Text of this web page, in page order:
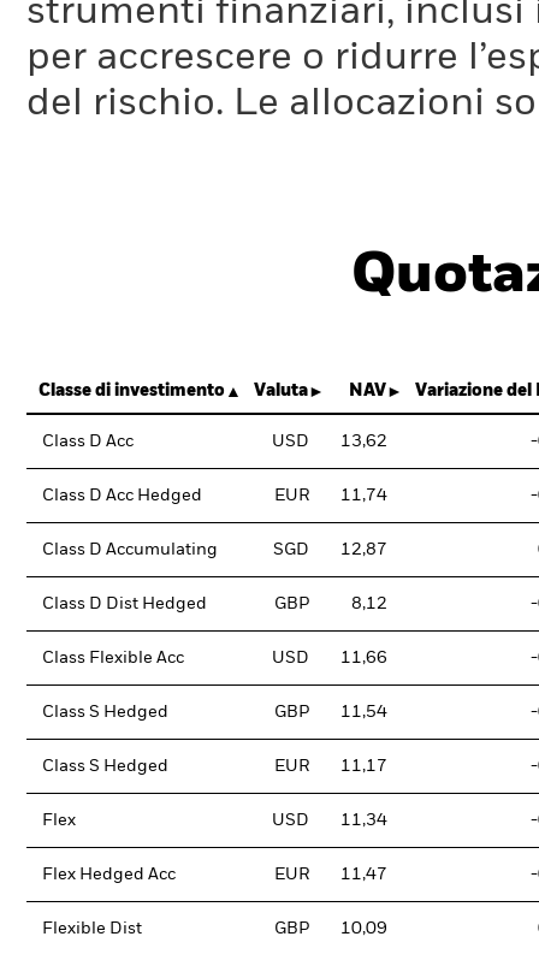
strumenti finanziari, inclusi
per accrescere o ridurre
del rischio. Le allocazioni
Classe di investimento Valuta NAV Variazione del
Class D Acc USD 13,62
Class D Acc Hedged EUR 11,74
Class D Accumulating SGD 12,87
Class D Dist Hedged GBP 8,12
Class Flexible Acc USD 11,66
Class S Hedged GBP 11,54
Class S Hedged EUR 11,17
Flex USD 11,34
Flex Hedged Acc EUR 11,47
Flexible Dist GBP 10,09